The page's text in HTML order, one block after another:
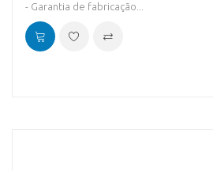
- Garantia de fabricação...